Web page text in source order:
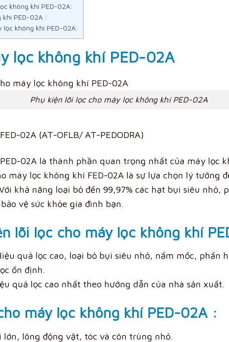
không khí PED-02A:
khí PED-02A :
không khí PED-02A:
lọc không khí PED-02A
Phụ kiện lõi lọc cho máy lọc không khí PED-02A
02A (AT-OFLB/ AT-PEDODRA)
02A là thành phần quan trọng nhất của máy lọc
máy lọc không khí FED-02A là sự lựa chọn lý tưởng
khả năng loại bỏ đến 99,97% các hạt bụi siêu nhỏ,
vệ sức khỏe gia đình bạn.
lõi lọc cho máy lọc không khí
quả lọc cao, loại bỏ bụi siêu nhỏ, nấm mốc, phấn
ổn định.
quả lọc cao nhất theo hướng dẫn của nhà sản xuất.
máy lọc không khí PED-02A :
lớn, lông động vật, tóc và côn trùng nhỏ.